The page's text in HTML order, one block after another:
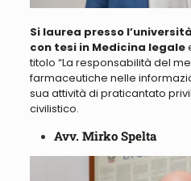
Si laurea presso
con tesi in Medicina legale
titolo “La responsabilità del
farmaceutiche nelle
sua attività di praticantato
civilistico.
Avv. Mirko Spelta